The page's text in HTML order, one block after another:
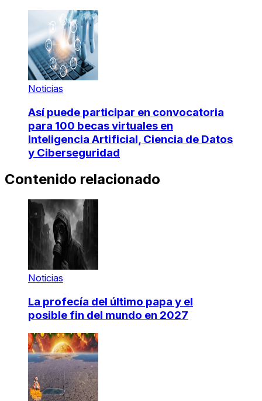
Noticias
Así puede participar en convocatoria
para 100 becas virtuales en
Inteligencia Artificial, Ciencia de Datos
y Ciberseguridad
Contenido relacionado
Noticias
La profecía del último papa y el
posible fin del mundo en 2027